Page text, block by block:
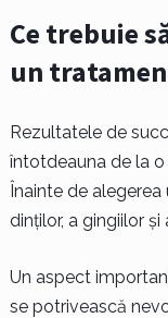
Ce trebuie
un
Rezultatele de
întotdeauna de la
Înainte de
dinților, a gingiilor
Un aspect
se potrivească